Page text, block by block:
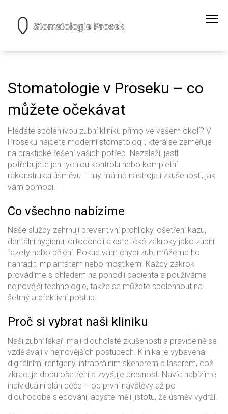
Stomatologie v Proseku – co
můžete očekávat
Hledáte spolehlivou zubní kliniku přímo ve vašem okolí? V
Proseku najdete moderní stomatologii, která se zaměřuje
na praktické řešení vašich potřeb. Nezáleží, jestli
potřebujete jen rychlou kontrolu nebo kompletní
rekonstrukci úsměvu – my máme nástroje i zkušenosti, jak
vám pomoci.
Co všechno nabízíme
Naše služby zahrnují preventivní prohlídky, ošetření kazu,
dentální hygienu, ortodoncii a estetické zákroky jako zubní
fazety nebo bělení. Pokud vám chybí zub, můžeme ho
nahradit implantátem nebo mostíkem. Každý zákrok
provádíme s ohledem na pohodlí pacienta a používáme
nejnovější technologie, takže se můžete spolehnout na
šetrný a efektivní postup.
Proč si vybrat naši kliniku
Naši zubní lékaři mají dlouholeté zkušenosti a pravidelně se
vzdělávají v nejnovějších postupech. Klinika je vybavena
digitálními rentgeny, intraorálním skenerem a laserem, což
zkracuje dobu ošetření a zvyšuje přesnost. Navíc nabízíme
individuální plán péče – od první návštěvy až po
dlouhodobé sledování, abyste měli jistotu, že úsměv vydrží.